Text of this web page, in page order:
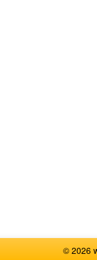
© 2026